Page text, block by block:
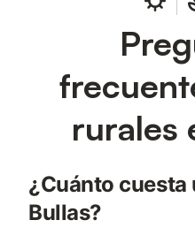
rurales
¿Cuánto cuesta
Bullas?